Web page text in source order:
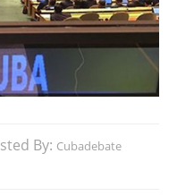
By: Cubadebate